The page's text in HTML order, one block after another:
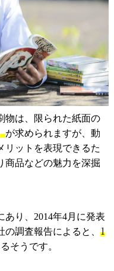
物は、限られた紙面の
が求められますが、動
リットを表現できるた
商品などの魅力を深掘
あり、2014年4月に発表
調査報告によると、 1
そうです。